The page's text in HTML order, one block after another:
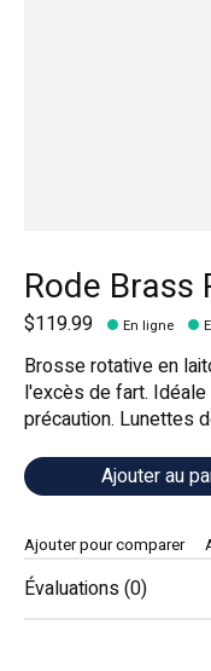
Rode Brass
$119.99 En ligne
Brosse rotative en
l'excès de fart.
précaution. Lunettes
Ajouter au
Ajouter pour comparer
Évaluations (0)